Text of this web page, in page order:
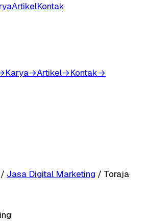
ArtikelKontak
Karya→Artikel→Kontak→
/ Jasa Digital Marketing / Toraja